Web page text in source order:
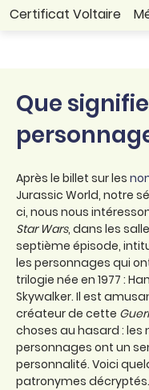
Certificat Voltaire
Que
Après le billet sur les
Jurassic World, notre
ci, nous nous
Star Wars, dans les
septième épisode,
les personnages qui
trilogie née en 1977 :
Skywalker. Il est
créateur de cette
choses au hasard : les
personnages ont un
personnalité. Voici
patronymes décryptés.